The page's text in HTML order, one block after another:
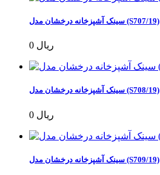
سینک آشپزخانه درخشان مدل (S707/19)
0 ریال
سینک آشپزخانه درخشان مدل (S708/19)
0 ریال
سینک آشپزخانه درخشان مدل (S709/19)